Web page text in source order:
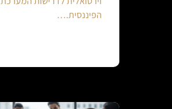
הפיננסית.…